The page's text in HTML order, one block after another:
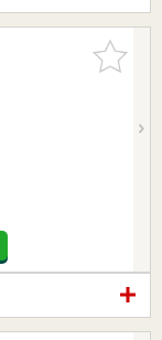
お気に入
りに追加